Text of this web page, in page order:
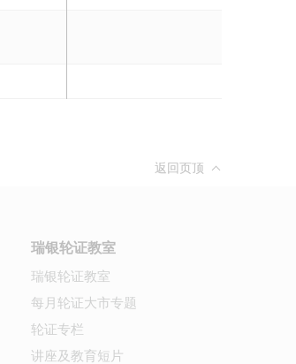
返回页顶
瑞银轮证教室
瑞银轮证教室
每月轮证大市专题
轮证专栏
讲座及教育短片